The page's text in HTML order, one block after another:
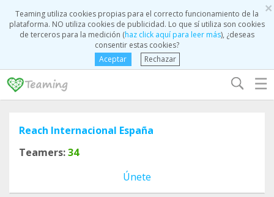
×
Teaming utiliza cookies propias para el correcto funcionamiento de la
plataforma. NO utiliza cookies de publicidad. Lo que sí utiliza son cookies
de terceros para la medición (haz click aquí para leer más), ¿deseas
consentir estas cookies?
Aceptar
Rechazar
☰
Reach Internacional España
Teamers:34
Únete